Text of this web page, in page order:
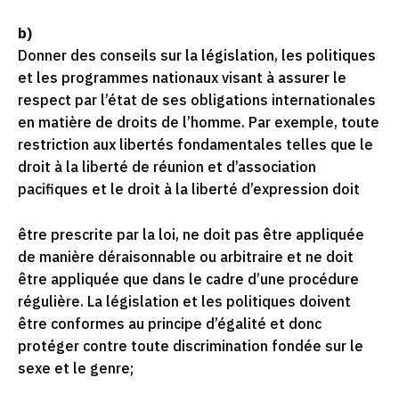
b)
Donner des conseils sur la législation, les politiques
et les programmes nationaux visant à assurer le
respect par l’état de ses obligations internationales
en matière de droits de l’homme. Par exemple, toute
restriction aux libertés fondamentales telles que le
droit à la liberté de réunion et d’association
pacifiques et le droit à la liberté d’expression doit
être prescrite par la loi, ne doit pas être appliquée
de manière déraisonnable ou arbitraire et ne doit
être appliquée que dans le cadre d’une procédure
régulière. La législation et les politiques doivent
être conformes au principe d’égalité et donc
protéger contre toute discrimination fondée sur le
sexe et le genre;